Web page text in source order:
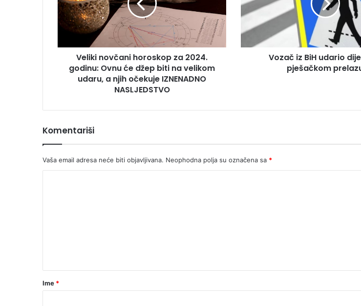
2024.
godinu:
Ovnu
džep
velikom
IZNENADNO
Veliki novčani horoskop za 2024.
godinu: Ovnu će džep biti na velikom
udaru, a njih očekuje IZNENADNO
NASLJEDSTVO
dijete
na
pješačkom
prelazu
Vozač iz BiH udario
pješačkom
Komentariši
Vaša email adresa neće biti objavljivana. Neophodna polja su označena sa *
r
Ime *